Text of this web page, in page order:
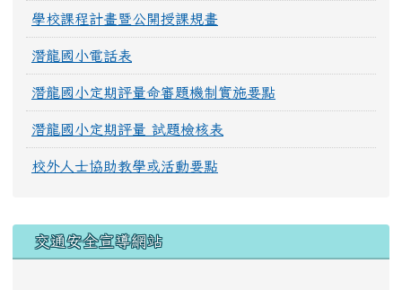
學校課程計畫暨公開授課規畫
潛龍國小電話表
潛龍國小定期評量命審題機制實施要點
潛龍國小定期評量 試題檢核表
校外人士協助教學或活動要點
交通安全宣導網站